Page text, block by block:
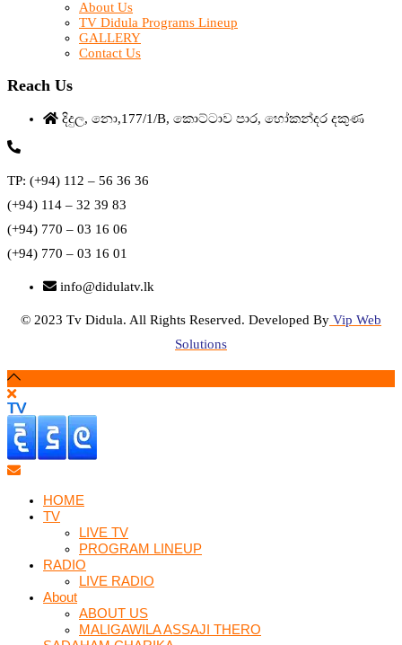
About Us
TV Didula Programs Lineup
GALLERY
Contact Us
Reach Us
දිදුල, නො,177/1/B, කොට්ටාව පාර, හෝකන්දර දකුණ
TP: (+94) 112 – 56 36 36
(+94) 114 – 32 39 83
(+94) 770 – 03 16 06
(+94) 770 – 03 16 01
info@didulatv.lk
© 2023 Tv Didula. All Rights Reserved. Developed By Vip Web
Solutions
HOME
TV
LIVE TV
PROGRAM LINEUP
RADIO
LIVE RADIO
About
ABOUT US
MALIGAWILA ASSAJI THERO